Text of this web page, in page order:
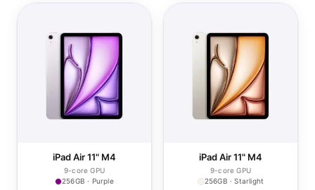
iPad Air 11" M4
9-core GPU
256GB · Purple
iPad Air 11" M4
9-core GPU
256GB · Starlight